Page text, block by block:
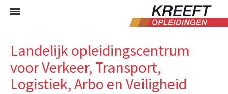
Landelijk opleidingscentrum
voor Verkeer, Transport,
Logistiek, Arbo en Veiligheid